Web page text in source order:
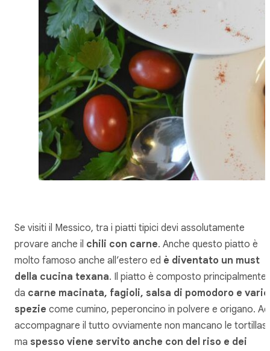
Se visiti il Messico, tra i piatti tipici devi assolutamente
provare anche il chili con carne. Anche questo piatto è
molto famoso anche all’estero ed è diventato un must
della cucina texana. Il piatto è composto principalmente
da carne macinata, fagioli, salsa di pomodoro e varie
spezie come cumino, peperoncino in polvere e origano. Ad
accompagnare il tutto ovviamente non mancano le tortillas
ma spesso viene servito anche con del riso e dei